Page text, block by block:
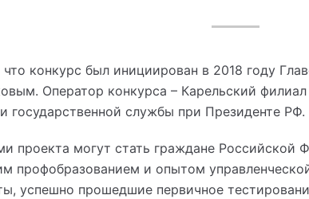
конкурс был инициирован в 2018 году
Оператор конкурса – Карельский
государственной службы при Президенте РФ.
проекта могут стать граждане
профобразованием и опытом
успешно прошедшие первичное